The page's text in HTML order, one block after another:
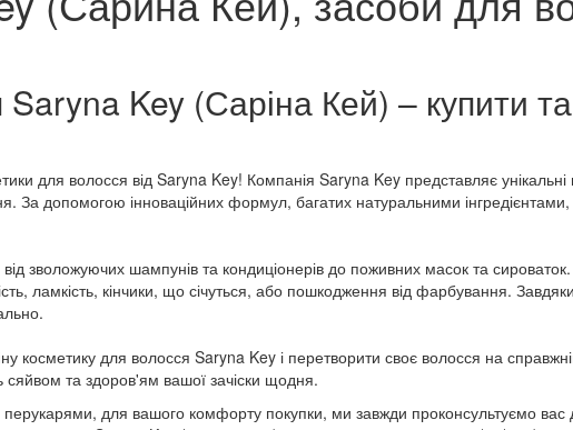
Key (Саріна Кей) – купити
для волосся від Saryna Key! Компанія Saryna Key представляє
За допомогою інноваційних формул, багатих натуральними
зволожуючих шампунів та кондиціонерів до поживних масок та
ламкість, кінчики, що січуться, або пошкодження від фарбування.
косметику для волосся Saryna Key і перетворити своє волосся на
та здоров'ям вашої зачіски щодня.
для вашого комфорту покупки, ми завжди проконсультуємо